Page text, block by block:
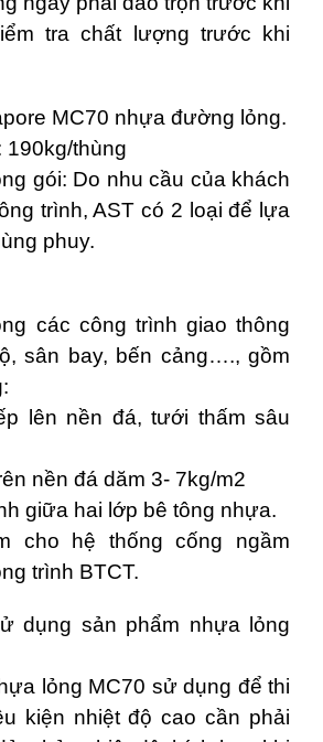
tra chất lượng trước khi
MC70 nhựa đường lỏng.
190kg/thùng
gói: Do nhu cầu của khách
trình, AST có 2 loại để lựa
phuy.
các công trình giao thông
sân bay, bến cảng…., gồm
lên nền đá, tưới thấm sâu
nền đá dăm 3- 7kg/m2
giữa hai lớp bê tông nhựa.
cho hệ thống cống ngầm
trình BTCT.
dụng sản phẩm nhựa lỏng
lỏng MC70 sử dụng để thi
kiện nhiệt độ cao cần phải